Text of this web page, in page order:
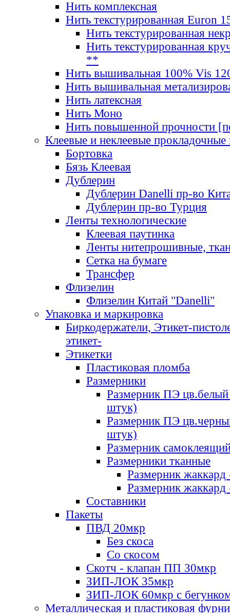
Нить комплексная
Нить текстурированная Euron
Нить текстурированная
Нить текстурированная
**
Нить вышивальная 100% Vis
Нить вышивальная
Нить латексная
Нить Моно
Нить повышенной прочности
Клеевые и неклеевые прокладочные
Бортовка
Бязь Клеевая
Дублерин
Дублерин Danelli пр-во
Дублерин пр-во Турция
Ленты технологические
Клеевая паутинка
Ленты нитепрошивные,
Сетка на бумаге
Трансфер
Флизелин
Флизелин Китай "Danelli"
Упаковка и маркировка
Биркодержатели, Этикет-
этикет-
Этикетки
Пластиковая пломба
Размерники
Размерник ПЭ цв.белый
штук)
Размерник ПЭ
штук)
Размерник
Размерники тканные
Размерник
Размерник
Составники
Пакеты
ПВД 20мкр
Без скоса
Со скосом
Скотч - клапан ПП 30мкр
ЗИП-ЛОК 35мкр
ЗИП-ЛОК 60мкр с
Металлическая и пластиковая